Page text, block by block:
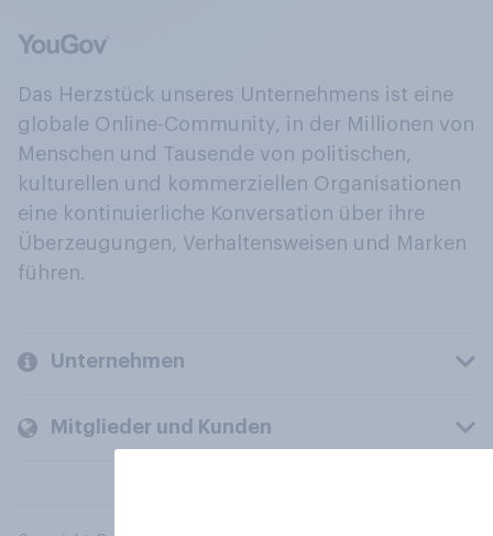
Das Herzstück unseres Unternehmens ist eine
globale Online-Community, in der Millionen von
Menschen und Tausende von politischen,
kulturellen und kommerziellen Organisationen
eine kontinuierliche Konversation über ihre
Überzeugungen, Verhaltensweisen und Marken
führen.
Unternehmen
Mitglieder und Kunden